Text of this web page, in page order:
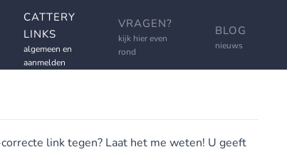
CATTERY
LINKS
algemeen en
aanmelden
VRAGEN?
kijk hier even
rond
BLOG
nieuws
link tegen? Laat het me weten! U geeft